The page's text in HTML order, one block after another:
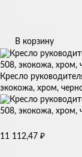
В корзину
Кресло
экокожа, хром,
11 112,47 ₽